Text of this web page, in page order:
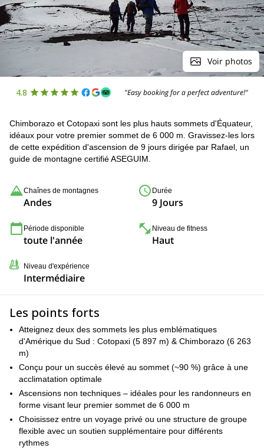
Voir photos
4.8 "Easy booking for a perfect adventure!"
Chimborazo et Cotopaxi sont les plus hauts sommets d'Équateur,
idéaux pour votre premier sommet de 6 000 m. Gravissez-les lors
de cette expédition d'ascension de 9 jours dirigée par Rafael, un
guide de montagne certifié ASEGUIM.
Chaînes de montagnes
Andes
Durée
9 Jours
Période disponible
toute l'année
Niveau de fitness
Haut
Niveau d'expérience
Intermédiaire
Les points forts
Atteignez deux des sommets les plus emblématiques
d'Amérique du Sud : Cotopaxi (5 897 m) & Chimborazo (6 263
m)
Conçu pour un succès élevé au sommet (~90 %) grâce à une
acclimatation optimale
Ascensions non techniques – idéales pour les randonneurs en
forme visant leur premier sommet de 6 000 m
Choisissez entre un voyage privé ou une structure de groupe
flexible avec un soutien supplémentaire pour différents
rythmes